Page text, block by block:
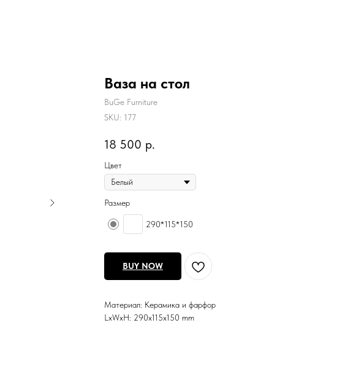
Ваза на стол
BuGe Furniture
SKU: 177
18 500 р.
Цвет
Размер
290*115*150
BUY NOW
Материал: Керамика и фарфор
LxWxH: 290x115x150 mm